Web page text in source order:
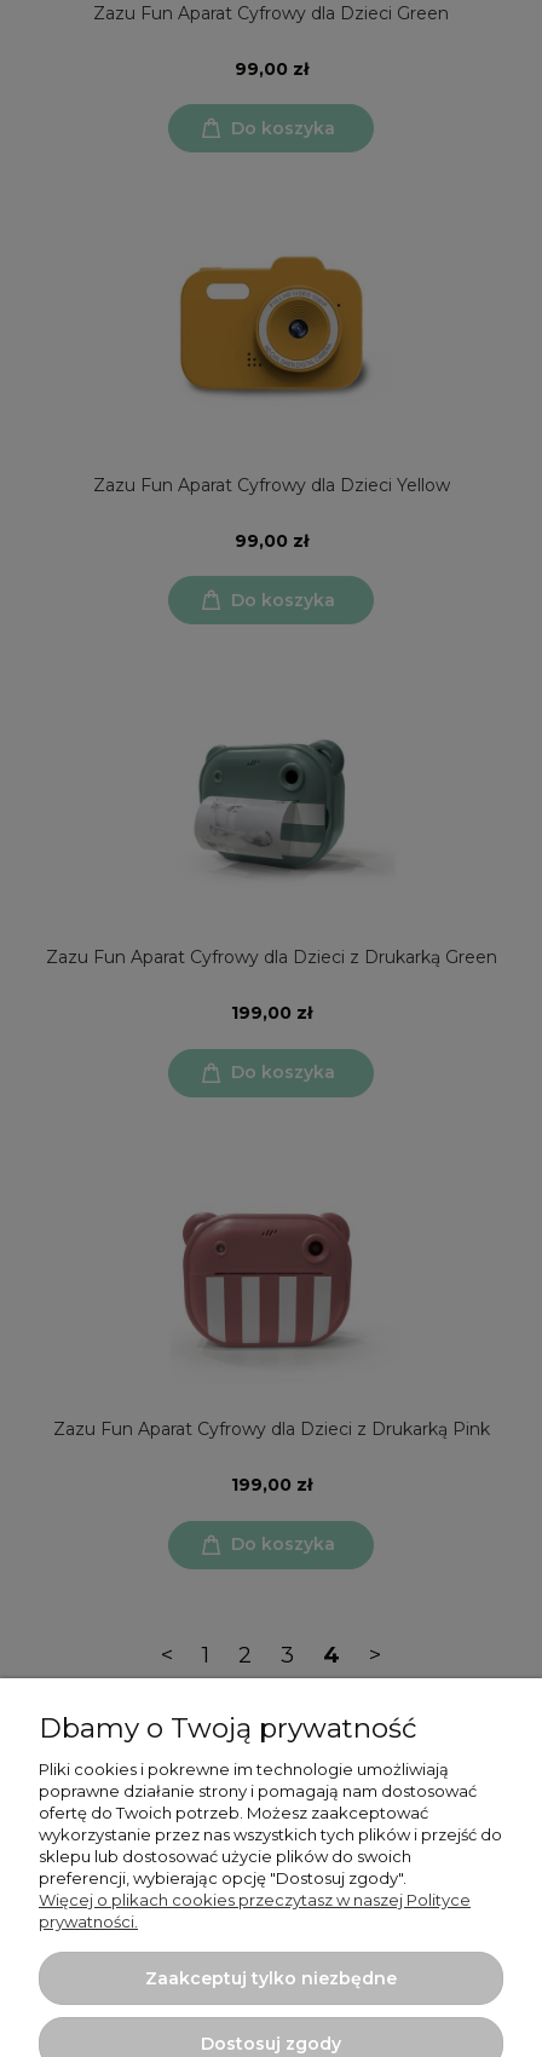
Zazu Fun Aparat Cyfrowy dla Dzieci Green
99,00 zł
Do koszyka
Zazu Fun Aparat Cyfrowy dla Dzieci Yellow
99,00 zł
Do koszyka
Zazu Fun Aparat Cyfrowy dla Dzieci z Drukarką Green
199,00 zł
Do koszyka
Zazu Fun Aparat Cyfrowy dla Dzieci z Drukarką Pink
199,00 zł
Do koszyka
< 1 2 3 4 >
Moje konto
Płatności i dostawa
Informacje
O nas
Dbamy o Twoją prywatność
Pliki cookies i pokrewne im technologie umożliwiają
poprawne działanie strony i pomagają nam dostosować
ofertę do Twoich potrzeb. Możesz zaakceptować
wykorzystanie przez nas wszystkich tych plików i przejść do
sklepu lub dostosować użycie plików do swoich
preferencji, wybierając opcję "Dostosuj zgody".
Więcej o plikach cookies przeczytasz w naszej Polityce
prywatności.
Zaakceptuj tylko niezbędne
Dostosuj zgody